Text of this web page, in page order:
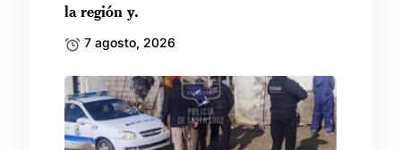
la región y.
7 agosto, 2026